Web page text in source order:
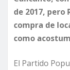
de 2017, pero
compra de
como
El Partido